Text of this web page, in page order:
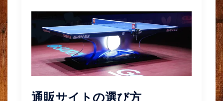
通販サイトの選び方